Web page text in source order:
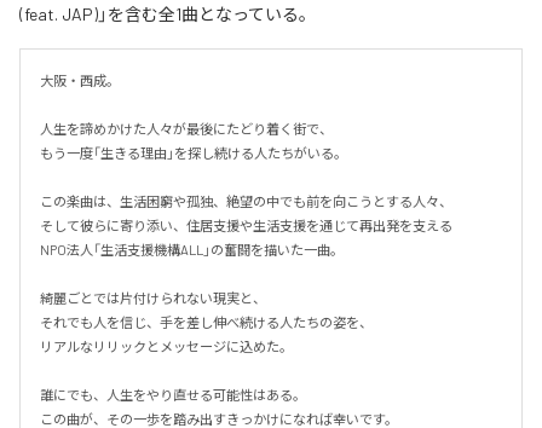
(feat. JAP)」を含む全1曲となっている。
大阪・西成。
人生を諦めかけた人々が最後にたどり着く街で、
もう一度「生きる理由」を探し続ける人たちがいる。
この楽曲は、生活困窮や孤独、絶望の中でも前を向こうとする人々、
そして彼らに寄り添い、住居支援や生活支援を通じて再出発を支える
NPO法人「生活支援機構ALL」の奮闘を描いた一曲。
綺麗ごとでは片付けられない現実と、
それでも人を信じ、手を差し伸べ続ける人たちの姿を、
リアルなリリックとメッセージに込めた。
誰にでも、人生をやり直せる可能性はある。
この曲が、その一歩を踏み出すきっかけになれば幸いです。